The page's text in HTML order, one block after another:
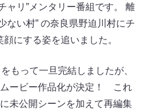
ャリ”メンタリー番組です。 離
ない村” の奈良県野迫川村にチ
にする姿を追いました。
もって一旦完結しましたが、
ービー作品化が決定！ これ
未公開シーンを加えて再編集